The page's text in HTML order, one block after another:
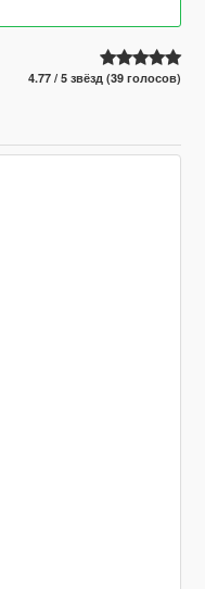
4.77 / 5 звёзд (39 голосов)